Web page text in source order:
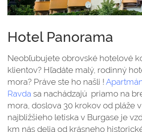
Hotel Panorama
Neobľubujete obrovské hotelové
klientov? Hľadáte malý, rodinný
mora? Práve ste ho našli !
Ravda sa nachádzajú priamo na
mora, doslova 30 krokov od pláže
najbližšieho letiska v Burgase je
km nás delia od krásneho